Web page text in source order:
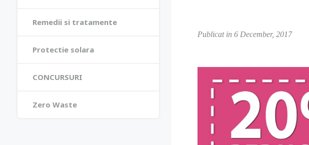
Remedii si tratamente
Protectie solara
CONCURSURI
Zero Waste
Publicat in 6 December, 2017